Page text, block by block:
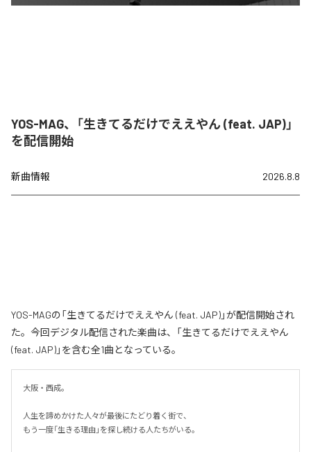
YOS-MAG、「生きてるだけでええやん (feat. JAP)」
を配信開始
新曲情報 2026.8.8
YOS-MAGの「生きてるだけでええやん (feat. JAP)」が配信開始され
た。今回デジタル配信された楽曲は、「生きてるだけでええやん
(feat. JAP)」を含む全1曲となっている。
大阪・西成。
人生を諦めかけた人々が最後にたどり着く街で、
もう一度「生きる理由」を探し続ける人たちがいる。